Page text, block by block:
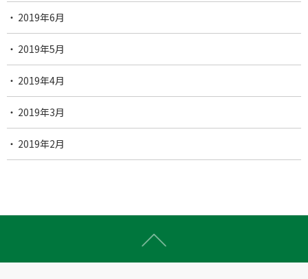
2019年6月
2019年5月
2019年4月
2019年3月
2019年2月